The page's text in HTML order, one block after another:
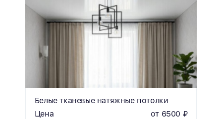
Белые тканевые натяжные потолки
Цена
от 6500 ₽